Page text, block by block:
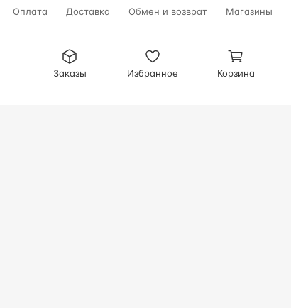
Оплата Доставка Обмен и возврат Магазины
Заказы Избранное Корзина